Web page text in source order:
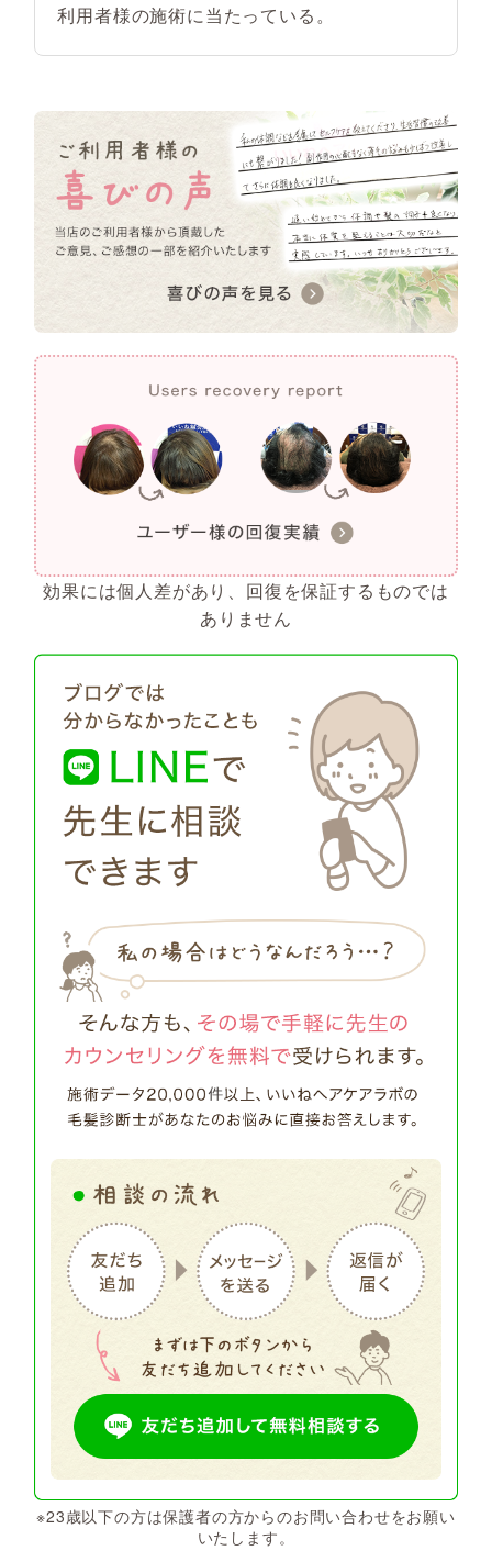
利用者様の施術に当たっている。
効果には個人差があり、回復を保証するものでは
ありません
※23歳以下の方は保護者の方からのお問い合わせをお願い
いたします。